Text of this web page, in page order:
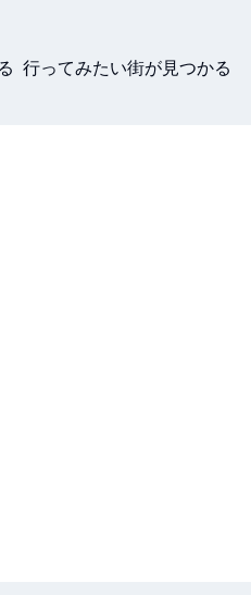
行ってみたい街が見つかる